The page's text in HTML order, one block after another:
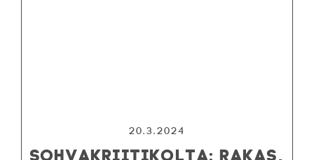
20.3.2024
SOHVAKRIITIKOLTA: RAKAS,